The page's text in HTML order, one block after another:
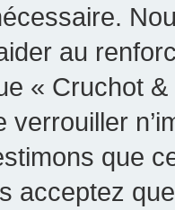
au
« Cruchot
que
acceptez